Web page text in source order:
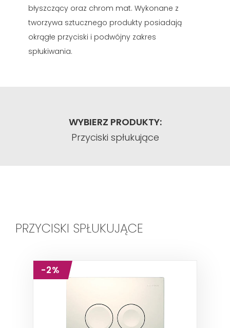
błyszczący oraz chrom mat. Wykonane z
tworzywa sztucznego produkty posiadają
okrągłe przyciski i podwójny zakres
spłukiwania.
WYBIERZ PRODUKTY:
Przyciski spłukujące
PRZYCISKI SPŁUKUJĄCE
-2%